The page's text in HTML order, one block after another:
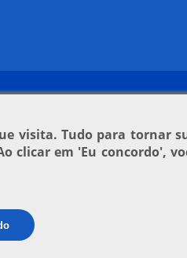
visita. Tudo para tornar
clicar em 'Eu concordo',